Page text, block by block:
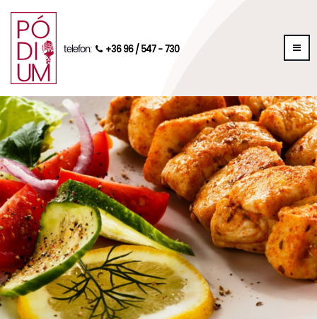
telefon: +36 96 / 547 - 730